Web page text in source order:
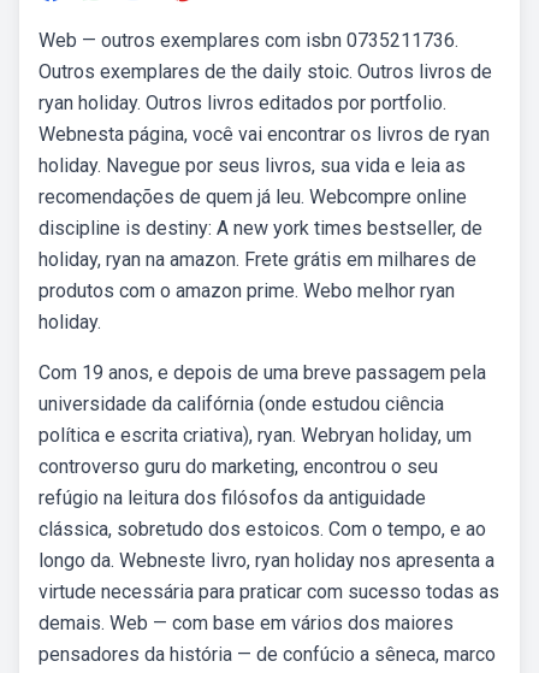
Web — outros exemplares com isbn 0735211736.
Outros exemplares de the daily stoic. Outros livros de
ryan holiday. Outros livros editados por portfolio.
Webnesta página, você vai encontrar os livros de ryan
holiday. Navegue por seus livros, sua vida e leia as
recomendações de quem já leu. Webcompre online
discipline is destiny: A new york times bestseller, de
holiday, ryan na amazon. Frete grátis em milhares de
produtos com o amazon prime. Webo melhor ryan
holiday.
Com 19 anos, e depois de uma breve passagem pela
universidade da califórnia (onde estudou ciência
política e escrita criativa), ryan. Webryan holiday, um
controverso guru do marketing, encontrou o seu
refúgio na leitura dos filósofos da antiguidade
clássica, sobretudo dos estoicos. Com o tempo, e ao
longo da. Webneste livro, ryan holiday nos apresenta a
virtude necessária para praticar com sucesso todas as
demais. Web — com base em vários dos maiores
pensadores da história — de confúcio a sêneca, marco